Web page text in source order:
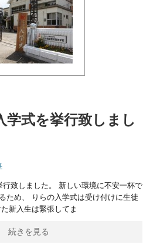
式を挙行致しまし
致しました。 新しい環境に不安一杯で
ため、 りらの入学式は受け付けに生徒
新入生は緊張してま
続きを見る